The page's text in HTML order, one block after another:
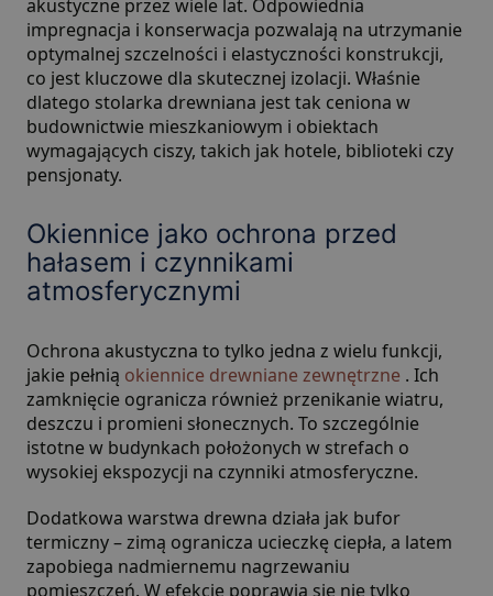
akustyczne przez wiele lat. Odpowiednia
impregnacja i konserwacja pozwalają na utrzymanie
optymalnej szczelności i elastyczności konstrukcji,
co jest kluczowe dla skutecznej izolacji. Właśnie
dlatego stolarka drewniana jest tak ceniona w
budownictwie mieszkaniowym i obiektach
wymagających ciszy, takich jak hotele, biblioteki czy
pensjonaty.
Okiennice jako ochrona przed
hałasem i czynnikami
atmosferycznymi
Ochrona akustyczna to tylko jedna z wielu funkcji,
jakie pełnią okiennice drewniane zewnętrzne . Ich
zamknięcie ogranicza również przenikanie wiatru,
deszczu i promieni słonecznych. To szczególnie
istotne w budynkach położonych w strefach o
wysokiej ekspozycji na czynniki atmosferyczne.
Dodatkowa warstwa drewna działa jak bufor
termiczny – zimą ogranicza ucieczkę ciepła, a latem
zapobiega nadmiernemu nagrzewaniu
pomieszczeń. W efekcie poprawia się nie tylko